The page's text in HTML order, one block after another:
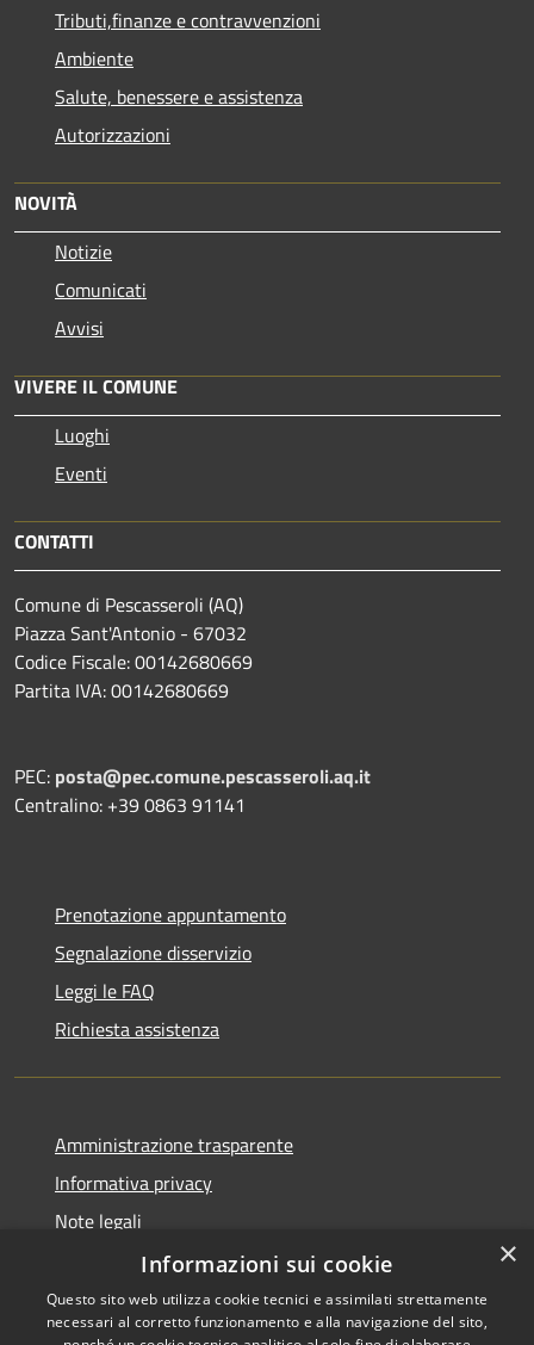
Tributi,finanze e contravvenzioni
Ambiente
Salute, benessere e assistenza
Autorizzazioni
NOVITÀ
Notizie
Comunicati
Avvisi
VIVERE IL COMUNE
Luoghi
Eventi
CONTATTI
Comune di Pescasseroli (AQ)
Piazza Sant'Antonio - 67032
Codice Fiscale: 00142680669
Partita IVA: 00142680669
PEC: posta@pec.comune.pescasseroli.aq.it
Centralino: +39 0863 91141
Prenotazione appuntamento
Segnalazione disservizio
Leggi le FAQ
Richiesta assistenza
Amministrazione trasparente
Informativa privacy
Note legali
Dichiarazione di accessibilità
×
Informazioni sui cookie
Questo sito web utilizza cookie tecnici e assimilati strettamente
necessari al corretto funzionamento e alla navigazione del sito,